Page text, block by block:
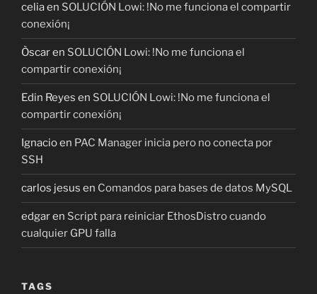
celiaen SOLUCIÓN Lowi: !No me funciona el compartir
conexión¡
Òscaren SOLUCIÓN Lowi: !No me funciona el
compartir conexión¡
Edin Reyes en SOLUCIÓN Lowi: !No me funciona el
compartir conexión¡
Ignacioen PAC Manager inicia pero no conecta por
SSH
carlos jesus en Comandos para bases de datos MySQL
edgaren Script para reiniciar EthosDistro cuando
cualquier GPU falla
TAGS